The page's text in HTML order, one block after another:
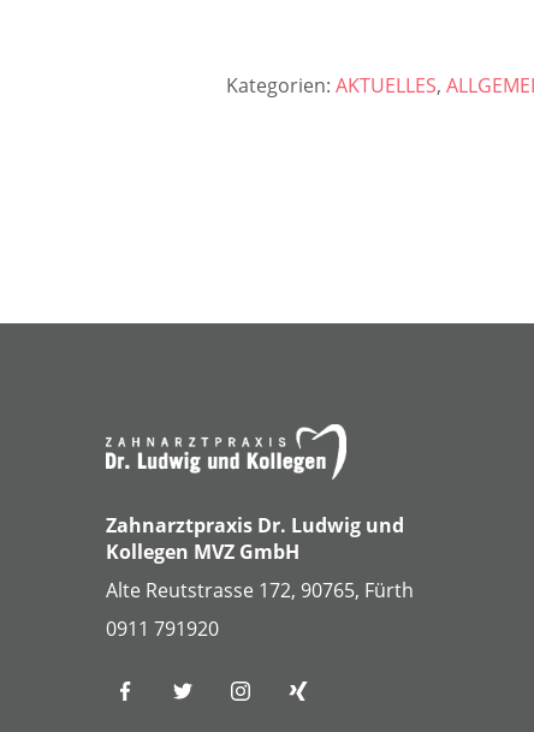
Kategorien: AKTUELLES,
Zahnarztpraxis Dr. Ludwig und
Kollegen MVZ GmbH
Alte Reutstrasse 172, 90765, Fürth
0911 791920